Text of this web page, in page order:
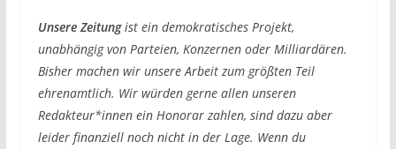
Unsere Zeitungist ein demokratisches Projekt,
unabhängig von Parteien, Konzernen oder Milliardären.
Bisher machen wir unsere Arbeit zum größten Teil
ehrenamtlich. Wir würden gerne allen unseren
Redakteur*innen ein Honorar zahlen, sind dazu aber
leider finanziell noch nicht in der Lage. Wenn du